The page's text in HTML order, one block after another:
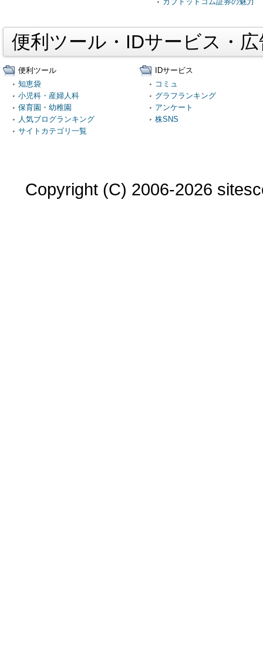
便利ツール・IDサービス・
便利ツール
知恵袋
小児科・産婦人科
保育園・幼稚園
人気ブログランキング
サイトカテゴリ一覧
IDサービス
コミュ
グラフランキング
アンケート
株SNS
Copyright (C) 2006-2026